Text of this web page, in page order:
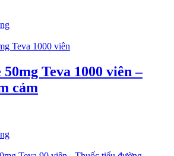
Teva 1000 viên –
cảm